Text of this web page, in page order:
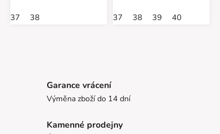
37 38 37 38 39 40
Garance vrácení
Výměna zboží do 14 dní
Kamenné prodejny